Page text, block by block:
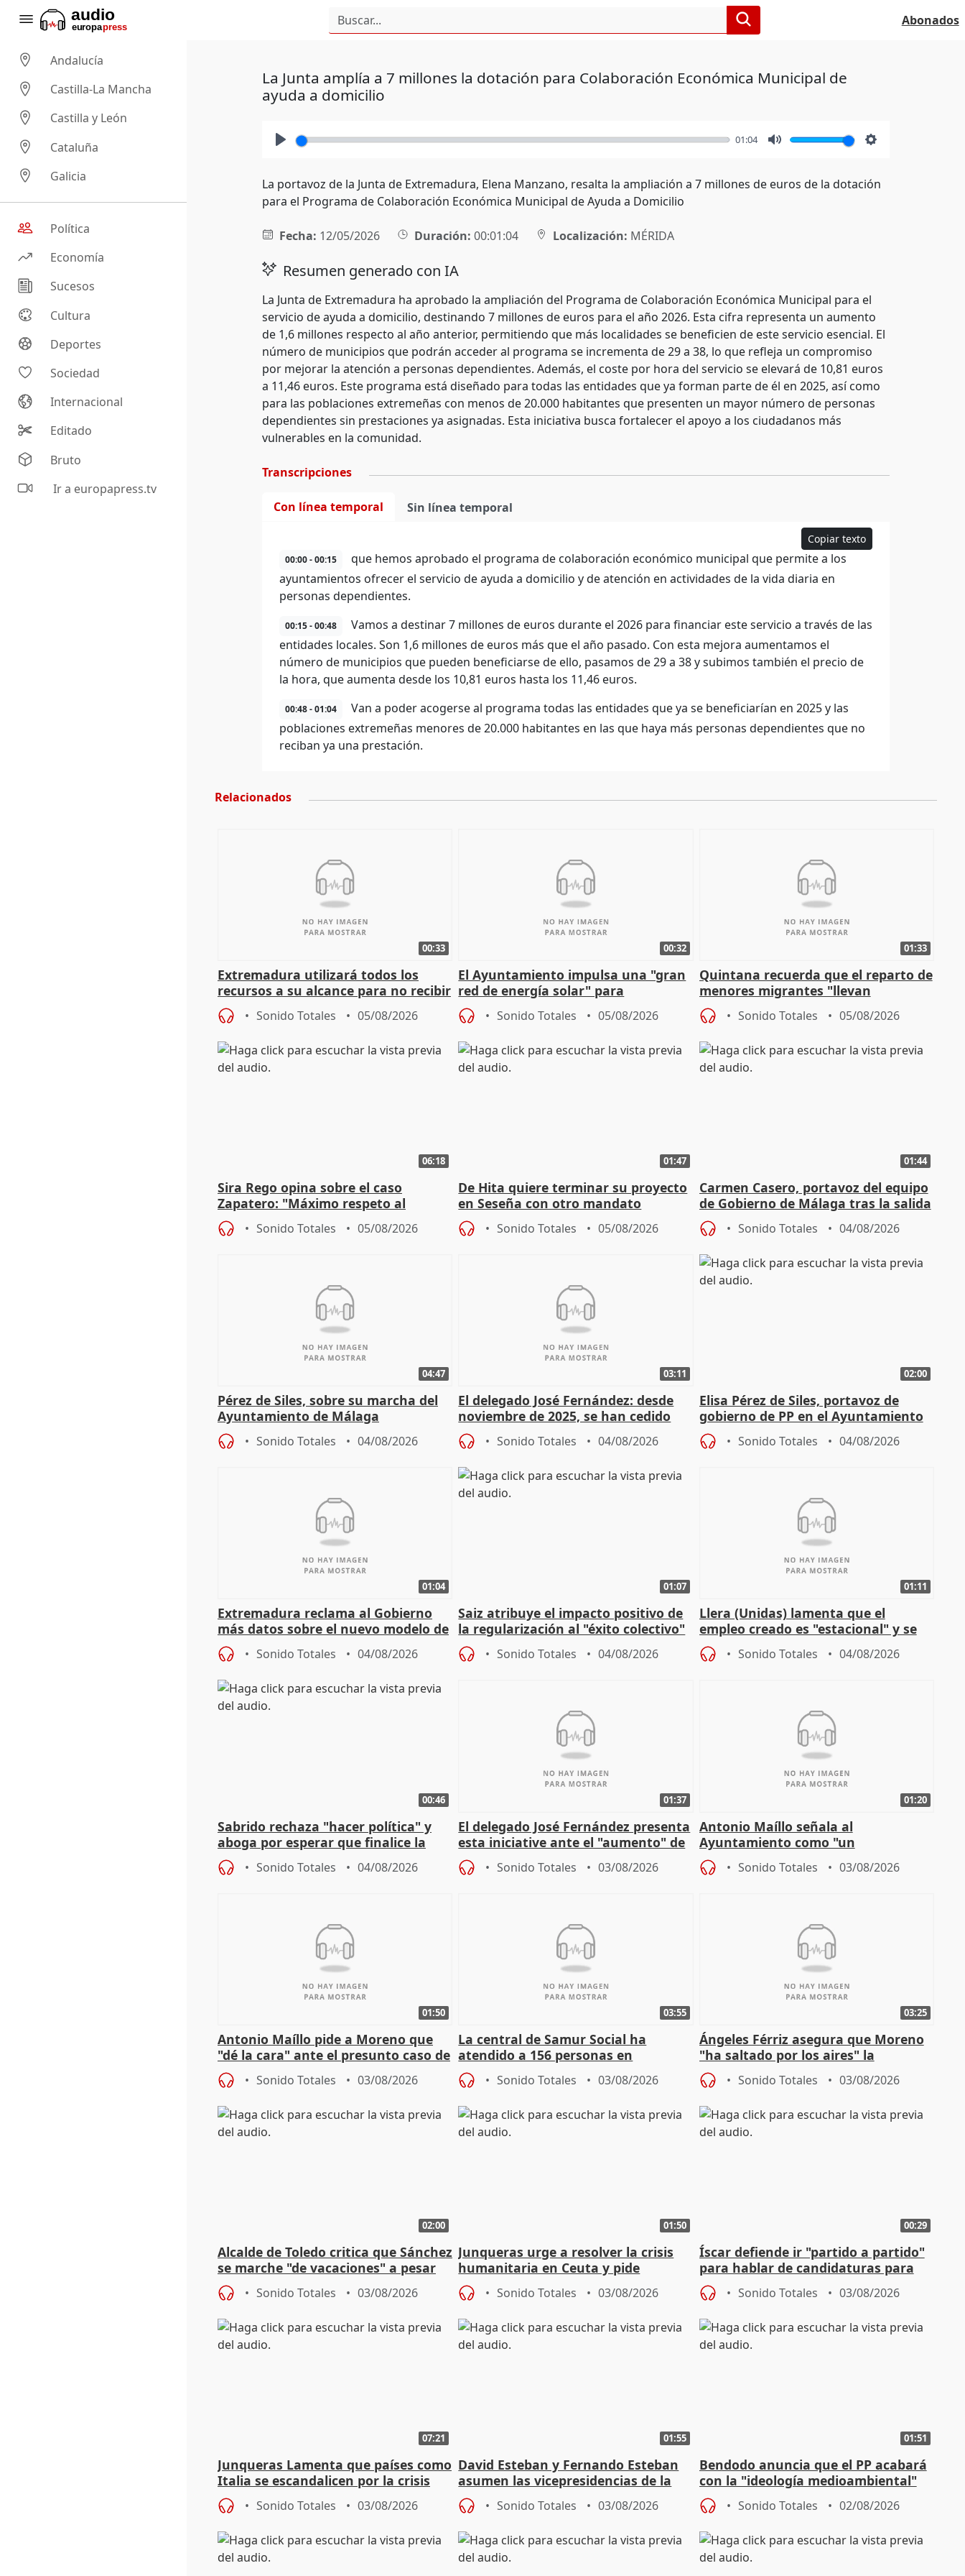
Abonados
Andalucía
Castilla-La Mancha
Castilla y León
Cataluña
Galicia
Política
Economía
Sucesos
Cultura
Deportes
Sociedad
Internacional
Editado
Bruto
Ir a europapress.tv
La Junta amplía a 7 millones la dotación para Colaboración Económica Municipal de
ayuda a domicilio
01:04
La portavoz de la Junta de Extremadura, Elena Manzano, resalta la ampliación a 7 millones de euros de la dotación
para el Programa de Colaboración Económica Municipal de Ayuda a Domicilio
Fecha: 12/05/2026 Duración: 00:01:04 Localización: MÉRIDA
Resumen generado con IA
La Junta de Extremadura ha aprobado la ampliación del Programa de Colaboración Económica Municipal para el
servicio de ayuda a domicilio, destinando 7 millones de euros para el año 2026. Esta cifra representa un aumento
de 1,6 millones respecto al año anterior, permitiendo que más localidades se beneficien de este servicio esencial. El
número de municipios que podrán acceder al programa se incrementa de 29 a 38, lo que refleja un compromiso
por mejorar la atención a personas dependientes. Además, el coste por hora del servicio se elevará de 10,81 euros
a 11,46 euros. Este programa está diseñado para todas las entidades que ya forman parte de él en 2025, así como
para las poblaciones extremeñas con menos de 20.000 habitantes que presenten un mayor número de personas
dependientes sin prestaciones ya asignadas. Esta iniciativa busca fortalecer el apoyo a los ciudadanos más
vulnerables en la comunidad.
Transcripciones
Con línea temporal Sin línea temporal
Copiar texto
00:00 - 00:15
que hemos aprobado el programa de colaboración económico municipal que permite a los
ayuntamientos ofrecer el servicio de ayuda a domicilio y de atención en actividades de la vida diaria en
personas dependientes.
00:15 - 00:48
Vamos a destinar 7 millones de euros durante el 2026 para financiar este servicio a través de las
entidades locales. Son 1,6 millones de euros más que el año pasado. Con esta mejora aumentamos el
número de municipios que pueden beneficiarse de ello, pasamos de 29 a 38 y subimos también el precio de
la hora, que aumenta desde los 10,81 euros hasta los 11,46 euros.
00:48 - 01:04
Van a poder acogerse al programa todas las entidades que ya se beneficiarían en 2025 y las
poblaciones extremeñas menores de 20.000 habitantes en las que haya más personas dependientes que no
reciban ya una prestación.
Relacionados
00:33
Extremadura utilizará todos los
recursos a su alcance para no recibir
más menores migrantes
Sonido Totales 05/08/2026
00:32
El Ayuntamiento impulsa una "gran
red de energía solar" para
autoconsumo
Sonido Totales 05/08/2026
01:33
Quintana recuerda que el reparto de
menores migrantes "llevan
aportación del Gobierno" central
Sonido Totales 05/08/2026
06:18
Sira Rego opina sobre el caso
Zapatero: "Máximo respeto al
proceso judicial"
Sonido Totales 05/08/2026
01:47
De Hita quiere terminar su proyecto
en Seseña con otro mandato
Sonido Totales 05/08/2026
01:44
Carmen Casero, portavoz del equipo
de Gobierno de Málaga tras la salida
de Pérez de Siles
Sonido Totales 04/08/2026
04:47
Pérez de Siles, sobre su marcha del
Ayuntamiento de Málaga
Sonido Totales 04/08/2026
03:11
El delegado José Fernández: desde
noviembre de 2025, se han cedido
9.810 ayudas por nacimiento
Sonido Totales 04/08/2026
02:00
Elisa Pérez de Siles, portavoz de
gobierno de PP en el Ayuntamiento
de Málaga, deja la política
Sonido Totales 04/08/2026
01:04
Extremadura reclama al Gobierno
más datos sobre el nuevo modelo de
financiación
Sonido Totales 04/08/2026
01:07
Saiz atribuye el impacto positivo de
la regularización al "éxito colectivo"
del Gobierno
Sonido Totales 04/08/2026
01:11
Llera (Unidas) lamenta que el
empleo creado es "estacional" y se
"esfumará" al acabar el verano
Sonido Totales 04/08/2026
00:46
Sabrido rechaza "hacer política" y
aboga por esperar que finalice la
investigación del incendio
Sonido Totales 04/08/2026
01:37
El delegado José Fernández presenta
esta iniciative ante el "aumento" de
personas sin hogar en Madri
Sonido Totales 03/08/2026
01:20
Antonio Maíllo señala al
Ayuntamiento como "un
especulador más" sobre viviendas de
Jiménez Becerril
Sonido Totales 03/08/2026
01:50
Antonio Maíllo pide a Moreno que
"dé la cara" ante el presunto caso de
acoso del CEO de ADM
Sonido Totales 03/08/2026
03:55
La central de Samur Social ha
atendido a 156 personas en
situación de calle durante Campaña
de CalorSonido Totales 03/08/2026
03:25
Ángeles Férriz asegura que Moreno
"ha saltado por los aires" la
negociación tras acuerdo con SMA
Sonido Totales 03/08/2026
02:00
Alcalde de Toledo critica que Sánchez
se marche "de vacaciones" a pesar
de la crisis migratoria
Sonido Totales 03/08/2026
01:50
Junqueras urge a resolver la crisis
humanitaria en Ceuta y pide
responsabilidad a la UE
Sonido Totales 03/08/2026
00:29
Íscar defiende ir "partido a partido"
para hablar de candidaturas para
2027
Sonido Totales 03/08/2026
07:21
Junqueras Lamenta que países como
Italia se escandalicen por la crisis
migratoria
Sonido Totales 03/08/2026
01:55
David Esteban y Fernando Esteban
asumen las vicepresidencias de la
Diputación de Valladolid
Sonido Totales 03/08/2026
01:51
Bendodo anuncia que el PP acabará
con la "ideología medioambiental"
para regenerar las playas
Sonido Totales 02/08/2026